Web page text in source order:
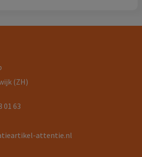
(ZH)
01 63
attentie.nl